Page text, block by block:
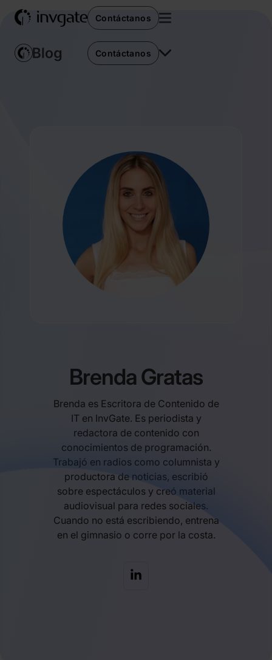
Contáctanos
Contáctanos
Brenda Gratas
Brenda es Escritora de Contenido de
IT en InvGate. Es periodista y
redactora de contenido con
conocimientos de programación.
Trabajó en radios como columnista y
productora de noticias, escribió
sobre espectáculos y creó material
audiovisual para redes sociales.
Cuando no está escribiendo, entrena
en el gimnasio o corre por la costa.